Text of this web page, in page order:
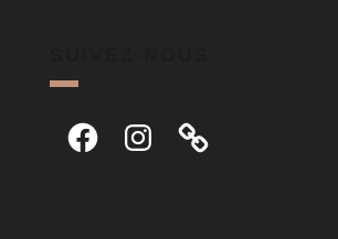
FacebookInstagram